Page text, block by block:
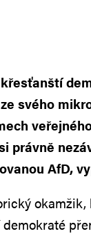
svého
právně
AfD,